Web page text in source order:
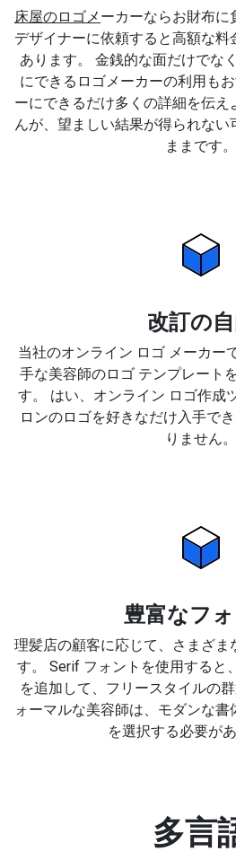
床屋のロゴメ ーカーならお財布に
デザイナーに依頼すると高額な
あります。 金銭的な面だけでな
にできるロゴメーカーの利用も
ーにできるだけ多くの詳細を伝
んが、望ましい結果が得られな
ままです。
改訂の
当社のオンライン ロゴ メーカー
手な美容師のロゴ テンプレート
す。 はい、オンライン ロゴ作成
ロンのロゴを好きなだけ入手で
りません。
豊富なフ
理髪店の顧客に応じて、さまざま
す。 Serif フォントを使用すると
を追加して、フリースタイルの
ォーマルな美容師は、モダンな
を選択する必要があ
多言